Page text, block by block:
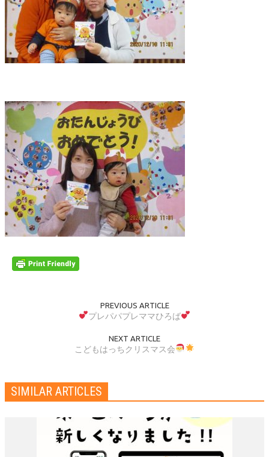
PREVIOUS ARTICLE
プレパパプレママひろば
NEXT ARTICLE
こどもはっちクリスマス会
SIMILAR ARTICLES